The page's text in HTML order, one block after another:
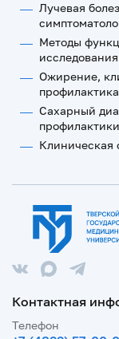
Лучевая
Методы
Ожирение,
Сахарный
Клиническая
Контактная
Телефон